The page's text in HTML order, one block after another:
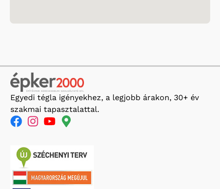
Egyedi tégla igényekhez, a legjobb árakon, 30+ év
szakmai tapasztalattal.